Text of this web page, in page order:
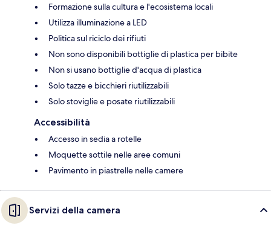
Formazione sulla cultura e l'ecosistema locali
Utilizza illuminazione a LED
Politica sul riciclo dei rifiuti
Non sono disponibili bottiglie di plastica per bibite
Non si usano bottiglie d'acqua di plastica
Solo tazze e bicchieri riutilizzabili
Solo stoviglie e posate riutilizzabili
Accessibilità
Accesso in sedia a rotelle
Moquette sottile nelle aree comuni
Pavimento in piastrelle nelle camere
Servizi della camera